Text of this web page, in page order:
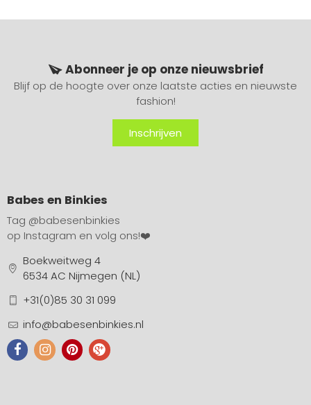
Abonneer je op onze nieuwsbrief
Blijf op de hoogte over onze laatste acties en nieuwste
fashion!
Inschrijven
Babes en Binkies
Tag @babesenbinkies
op Instagram en volg ons!❤️
Boekweitweg 4
6534 AC Nijmegen (NL)
+31(0)85 30 31 099
info@babesenbinkies.nl